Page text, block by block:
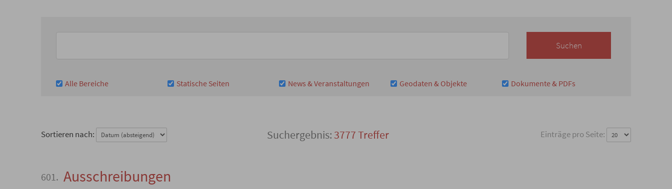
Alle Bereiche Statische Seiten News & Veranstaltungen Geodaten & Objekte Dokumente & PDFs
Sortieren nach: 3777 Treffer Einträge pro Seite:
601. Ausschreibungen